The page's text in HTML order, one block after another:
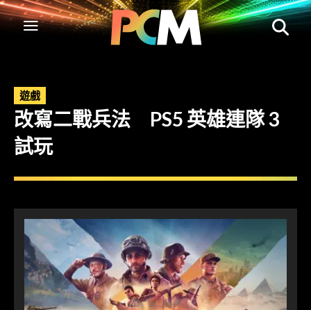
遊戲
改寫二戰兵法 PS5 英雄連隊 3
試玩